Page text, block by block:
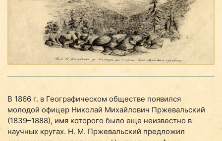
В 1866 г. в Географическом обществе появился
молодой офицер Николай Михайлович Пржевальский
(1839–1888), имя которого было еще неизвестно в
научных кругах. Н. М. Пржевальский предложил